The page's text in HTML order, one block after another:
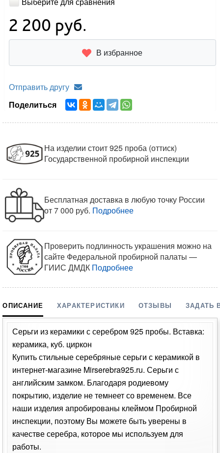
2 200 руб.
В избранное
Отправить другу
Поделиться
На изделии стоит 925 проба (оттиск)
Государственной пробирной инспекции
Бесплатная доставка в любую точку России
от 7 000 руб. Подробнее
Проверить подлинность украшения можно на
сайте Федеральной пробирной палаты —
ГИИС ДМДК Подробнее
ОПИСАНИЕ ХАРАКТЕРИСТИКИ ОТЗЫВЫ ЗАДАТЬ
Серьги из керамики с серебром 925 пробы. Вставка:
керамика, куб. циркон
Купить стильные серебряные серьги с керамикой в
интернет-магазине Mirserebra925.ru. Серьги с
английским замком. Благодаря родиевому
покрытию, изделие не темнеет со временем. Все
наши изделия апробированы клеймом Пробирной
инспекции, поэтому Вы можете быть уверены в
качестве серебра, которое мы используем для
работы.